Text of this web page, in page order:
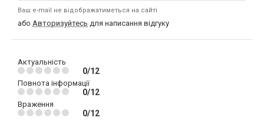
Ваш e-mail не відображатиметься на сайті
або Авторизуйтесь для написання відгуку
Актуальність
0/12
Повнота інформації
0/12
Враження
0/12